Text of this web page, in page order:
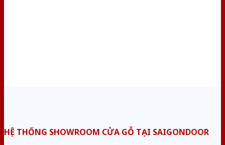
HỆ THỐNG SHOWROOM CỬA GỖ TẠI SAIGONDOOR